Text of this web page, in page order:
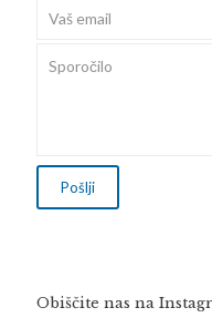
Obiščite nas na